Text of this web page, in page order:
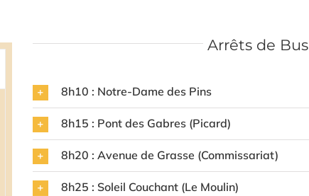
Arrêts de Bus
8h10 : Notre-Dame des Pins
8h15 : Pont des Gabres (Picard)
8h20 : Avenue de Grasse (Commissariat)
8h25 : Soleil Couchant (Le Moulin)